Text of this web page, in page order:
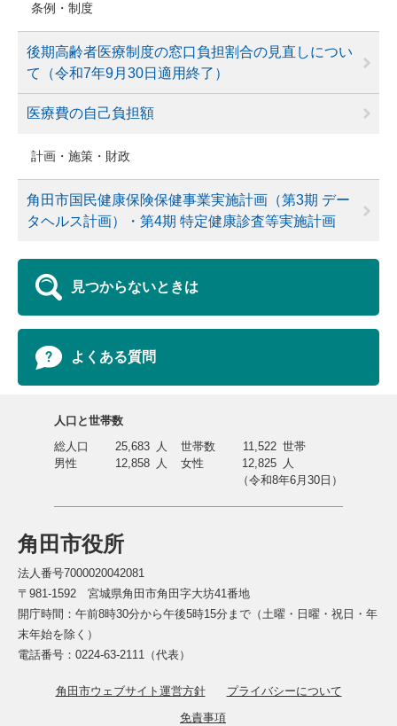
条例・制度
後期高齢者医療制度の窓口負担割合の見直しについ
て（令和7年9月30日適用終了）
医療費の自己負担額
計画・施策・財政
角田市国民健康保険保健事業実施計画（第3期 デー
タヘルス計画）・第4期 特定健康診査等実施計画
見つからないときは
よくある質問
角田市役所
法人番号7000020042081
〒981-1592 宮城県角田市角田字大坊41番地
開庁時間：午前8時30分から午後5時15分まで（土曜・日曜・祝日・年
末年始を除く）
電話番号：0224-63-2111（代表）
角田市ウェブサイト運営方針
プライバシーについて
免責事項
人口と世帯数
総人口
25,683 人 世帯数 11,522 世帯
男性
12,858 人 女性 12,825 人
（令和8年6月30日）